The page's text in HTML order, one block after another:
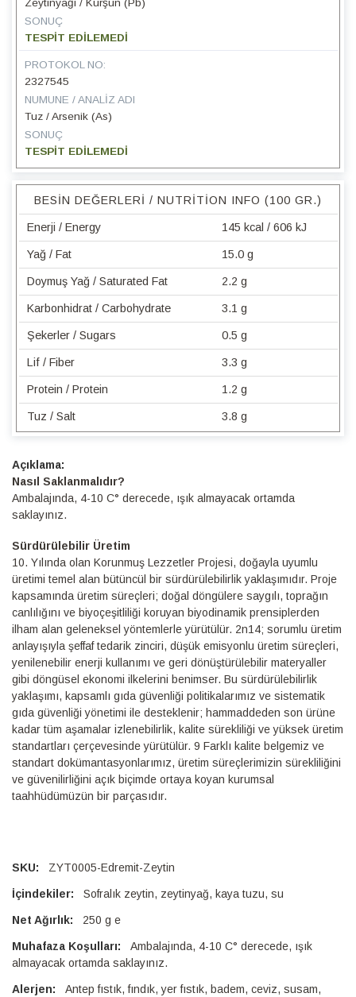
Zeytinyağı / Kurşun (Pb)
SONUÇ
TESPİT EDİLEMEDİ
PROTOKOL NO:
2327545
NUMUNE / ANALIZ ADI
Tuz / Arsenik (As)
SONUÇ
TESPİT EDİLEMEDİ
BESIN DEĞERLERI / NUTRITION INFO (100 GR.)
Enerji / Energy 145 kcal / 606 kJ
Yağ / Fat 15.0 g
Doymuş Yağ / Saturated Fat 2.2 g
Karbonhidrat / Carbohydrate 3.1 g
Şekerler / Sugars 0.5 g
Lif / Fiber 3.3 g
Protein / Protein 1.2 g
Tuz / Salt 3.8 g
Detaylı
Bilgi
Nasıl Saklanmalıdır?
Ambalajında, 4-10 C° derecede, ışık almayacak ortamda
saklayınız.
Sürdürülebilir Üretim
10.⁠ ⁠Yılında olan Korunmuş Lezzetler Projesi, doğayla uyumlu
üretimi temel alan bütüncül bir sürdürülebilirlik yaklaşımıdır. Proje
kapsamında üretim süreçleri; doğal döngülere saygılı, toprağın
canlılığını ve biyoçeşitliliği koruyan biyodinamik prensiplerden
ilham alan geleneksel yöntemlerle yürütülür. 2n14; sorumlu üretim
anlayışıyla şeffaf tedarik zinciri, düşük emisyonlu üretim süreçleri,
yenilenebilir enerji kullanımı ve geri dönüştürülebilir materyaller
gibi döngüsel ekonomi ilkelerini benimser. Bu sürdürülebilirlik
yaklaşımı, kapsamlı gıda güvenliği politikalarımız ve sistematik
gıda güvenliği yönetimi ile desteklenir; hammaddeden son ürüne
kadar tüm aşamalar izlenebilirlik, kalite sürekliliği ve yüksek üretim
standartları çerçevesinde yürütülür. 9 Farklı kalite belgemiz ve
standart dokümantasyonlarımız, üretim süreçlerimizin sürekliliğini
ve güvenilirliğini açık biçimde ortaya koyan kurumsal
taahhüdümüzün bir parçasıdır.
ZYT0005-Edremit-Zeytin
Sofralık zeytin, zeytinyağ, kaya tuzu, su
250 g e
Ambalajında, 4-10 C° derecede, ışık
almayacak ortamda saklayınız.
Antep fıstık, fındık, yer fıstık, badem, ceviz, susam,